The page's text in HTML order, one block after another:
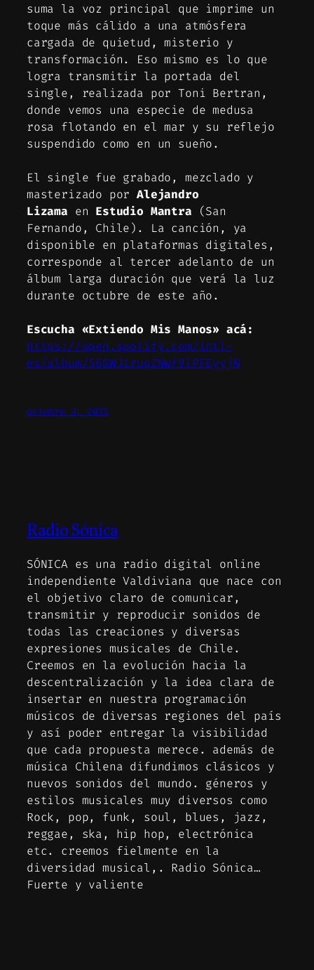
suma la voz principal que imprime un
toque más cálido a una atmósfera
cargada de quietud, misterio y
transformación. Eso mismo es lo que
logra transmitir la portada del
single, realizada por Toni Bertran,
donde vemos una especie de medusa
rosa flotando en el mar y su reflejo
suspendido como en un sueño.
El single fue grabado, mezclado y
masterizado por Alejandro
Lizama en Estudio Mantra
(San
Fernando, Chile). La canción, ya
disponible en plataformas digitales,
corresponde al tercer adelanto de un
álbum larga duración que verá la luz
durante octubre de este año.
Escucha «Extiendo Mis Manos» acá:
https://open.spotify.com/intl-
es/album/56GWJ1ruqZNwf9lPFEyyjN
octubre 3, 2025
Radio Sónica
SÓNICA es una radio digital online
independiente Valdiviana que nace con
el objetivo claro de comunicar,
transmitir y reproducir sonidos de
todas las creaciones y diversas
expresiones musicales de Chile.
Creemos en la evolución hacia la
descentralización y la idea clara de
insertar en nuestra programación
músicos de diversas regiones del país
y así poder entregar la visibilidad
que cada propuesta merece. además de
música Chilena difundimos clásicos y
nuevos sonidos del mundo. géneros y
estilos musicales muy diversos como
Rock, pop, funk, soul, blues, jazz,
reggae, ska, hip hop, electrónica
etc. creemos fielmente en la
diversidad musical,. Radio Sónica…
Fuerte y valiente